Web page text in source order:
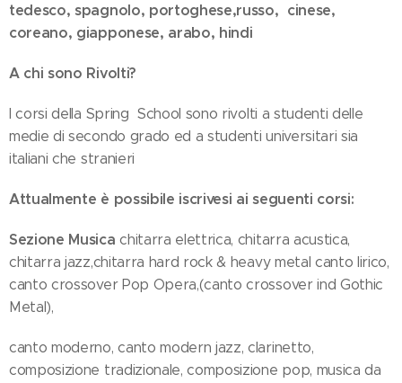
tedesco, spagnolo, portoghese,russo, cinese,
coreano, giapponese, arabo, hindi
A chi sono Rivolti?
I corsi della Spring School sono rivolti a studenti delle
medie di secondo grado ed a studenti universitari sia
italiani che stranieri
Attualmente è possibile iscrivesi ai seguenti corsi:
Sezione Musicachitarra elettrica, chitarra acustica,
chitarra jazz,chitarra hard rock & heavy metal canto lirico,
canto crossover Pop Opera,(canto crossover ind Gothic
Metal),
canto moderno, canto modern jazz, clarinetto,
composizione tradizionale, composizione pop, musica da